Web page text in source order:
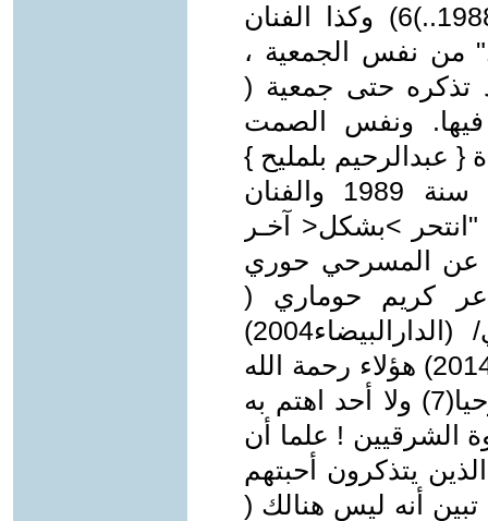
جوفي مثل هذه اللية 30/29 ماي 1988..)6) وكذا الفنان
من نفس الجمعية ،
تذكره حتى جمعية (
فيها. ونفس الصمت
{ عبدالرحيم بلمليح }
من جمعية الفتح المسرحي بفاس سنة 1989 والفنان
>بشكل< آخـر
عن المسرحي حوري
1986) والشاعر كريم حوماري (
أصيلة/1997) والقاص سعيد فاضلي/ (الدارالبيضاء2004)
والشاعر عبد القادر الحافوي ( أكادير2014) هؤلاء رحمة الله
عليهم ، لقد أنجزت حولهم نصا مسرحيا(7) ولا أحد اهتم به
الشرقيين ! علما أن
یتذكرون أحبتھم
أنه ليس هنالك (